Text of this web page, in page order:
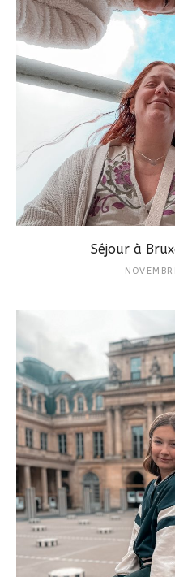
Séjour à